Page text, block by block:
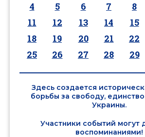
4
5 6 7 8
11
12 13 14 15
18
19 20 21 22
25
26 27 28 29
Здесь создается
борьбы за свободу,
Украины.
Участники событий могут
воспоминаниями!